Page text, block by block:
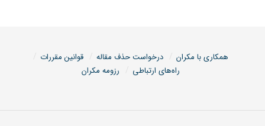
همکاری با مکران درخواست حذف مقاله
قوانین مقررات
راه‌های ارتباطی
رزومه مکران